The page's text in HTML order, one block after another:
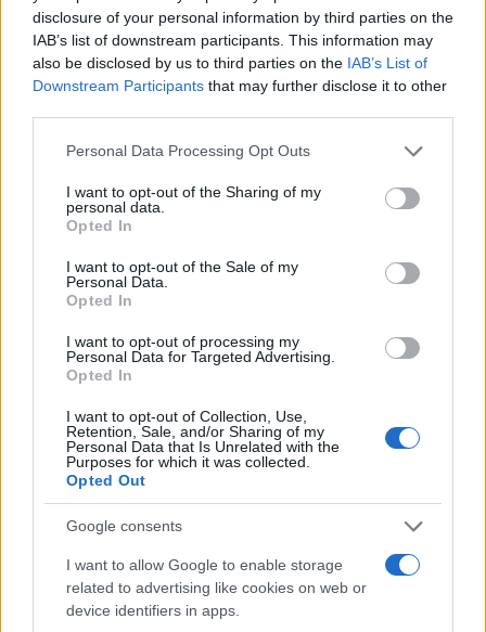
disclosure of your personal information by third parties on the
IAB’s list of downstream participants. This information may
also be disclosed by us to third parties on the IAB’s List of
Downstream Participants that may further disclose it to other
Please note that this website/app uses one or more Google
not limited to your visit or usage behaviour. You may click to
grant or deny consent to Google and its third-party tags to
use your data for below specified purposes in below Google
consent section.
Personal Data Processing Opt Outs
I want to opt-out of the Sharing of my
personal data.
Opted In
I want to opt-out of the Sale of my
Personal Data.
Opted In
I want to opt-out of processing my
Personal Data for Targeted Advertising.
Opted In
I want to opt-out of Collection, Use,
Retention, Sale, and/or Sharing of my
Personal Data that Is Unrelated with the
Purposes for which it was collected.
Opted Out
Google consents
I want to allow Google to enable storage
related to advertising like cookies on web or
device identifiers in apps.
με τον Γιώργο Λιάγκα και το «Πρωινό» του
ΑΝΤ1
07.08.2026